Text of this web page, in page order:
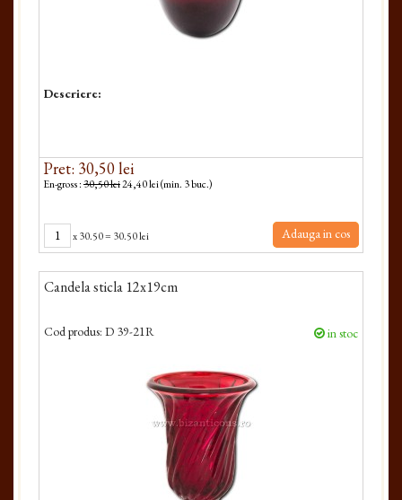
Descriere:
Pret: 30,50 lei
En-gross :30,50 lei24,40 lei (min. 3 buc.)
x30.50= 30.50 lei Adauga in cos
Candela sticla 12x19cm
Cod produs: D 39-21R in stoc